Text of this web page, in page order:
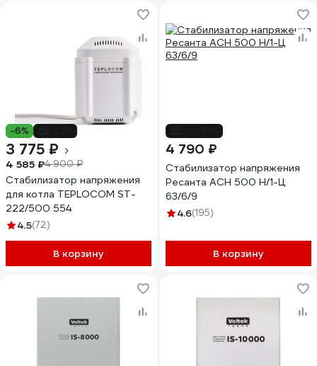
-6%
3 775 ₽
4 585 ₽4 900 ₽
Стабилизатор напряжения
для котла TEPLOCOM ST-
222/500 554
4.5(72)
В корзину
4 790 ₽
Стабилизатор напряжения
Ресанта АСН 500 Н/1-Ц
63/6/9
4.6(195)
В корзину